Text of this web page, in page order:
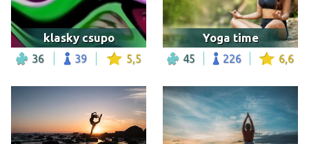
klasky csupo
36 39 5,5
Yoga time
45 226 6,6